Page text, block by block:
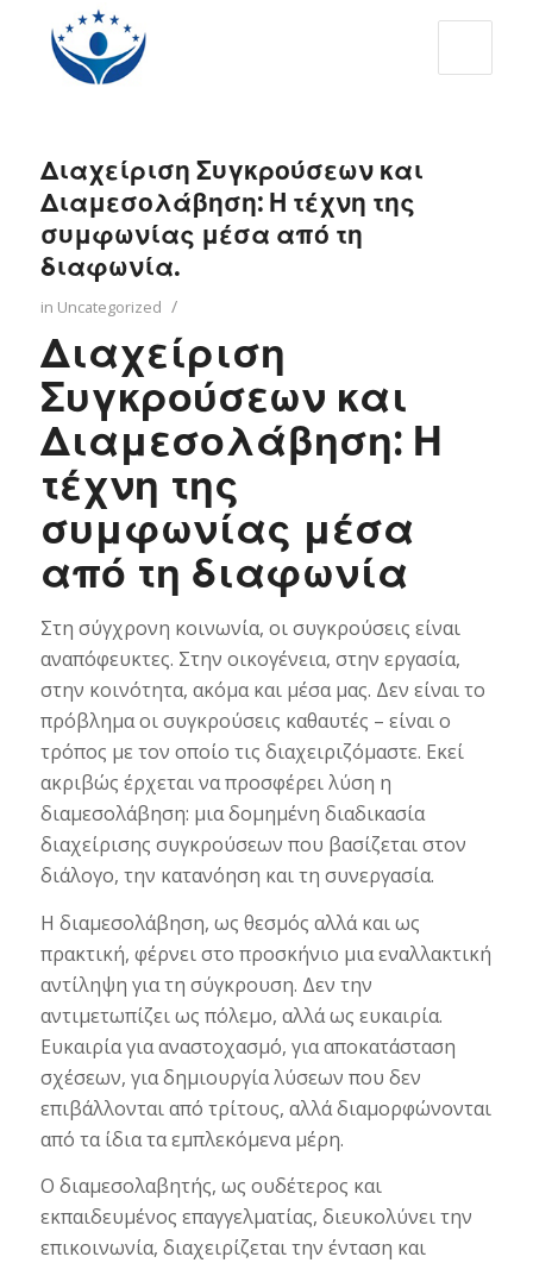
Διαχείριση Συγκρούσεων και
Διαμεσολάβηση: Η τέχνη της
συμφωνίας μέσα από τη
διαφωνία.
in Uncategorized /
Διαχείριση
Συγκρούσεων και
Διαμεσολάβηση: Η
τέχνη της
συμφωνίας μέσα
από τη διαφωνία
Στη σύγχρονη κοινωνία, οι συγκρούσεις είναι
αναπόφευκτες. Στην οικογένεια, στην εργασία,
στην κοινότητα, ακόμα και μέσα μας. Δεν είναι το
πρόβλημα οι συγκρούσεις καθαυτές – είναι ο
τρόπος με τον οποίο τις διαχειριζόμαστε. Εκεί
ακριβώς έρχεται να προσφέρει λύση η
διαμεσολάβηση: μια δομημένη διαδικασία
διαχείρισης συγκρούσεων που βασίζεται στον
διάλογο, την κατανόηση και τη συνεργασία.
Η διαμεσολάβηση, ως θεσμός αλλά και ως
πρακτική, φέρνει στο προσκήνιο μια εναλλακτική
αντίληψη για τη σύγκρουση. Δεν την
αντιμετωπίζει ως πόλεμο, αλλά ως ευκαιρία.
Ευκαιρία για αναστοχασμό, για αποκατάσταση
σχέσεων, για δημιουργία λύσεων που δεν
επιβάλλονται από τρίτους, αλλά διαμορφώνονται
από τα ίδια τα εμπλεκόμενα μέρη.
Ο διαμεσολαβητής, ως ουδέτερος και
εκπαιδευμένος επαγγελματίας, διευκολύνει την
επικοινωνία, διαχειρίζεται την ένταση και